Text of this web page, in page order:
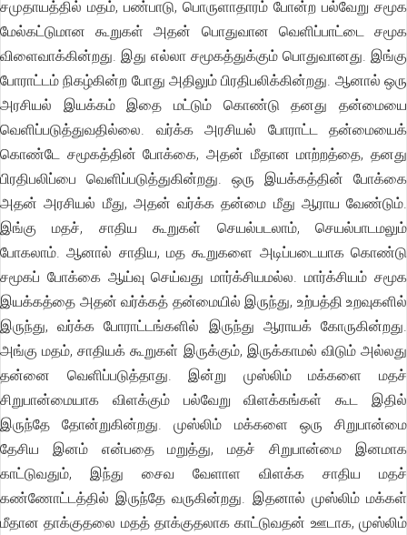
சமுதாயத்தில் மதம், பண்பாடு, பொருளாதாரம் போன்ற பல்வேறு சமூக
மேல்கட்டுமான கூறுகள் அதன் பொதுவான வெளிப்பாட்டை சமூக
விளைவாக்கின்றது. இது எல்லா சமூகத்துக்கும் பொதுவானது. இங்கு
போராட்டம் நிகழ்கின்ற போது அதிலும் பிரதிபலிக்கின்றது. ஆனால் ஒரு
அரசியல் இயக்கம் இதை மட்டும் கொண்டு தனது தன்மையை
வெளிப்படுத்துவதில்லை. வர்க்க அரசியல் போராட்ட தன்மையைக்
கொண்டே சமூகத்தின் போக்கை, அதன் மீதான மாற்றத்தை, தனது
பிரதிபலிப்பை வெளிப்படுத்துகின்றது. ஒரு இயக்கத்தின் போக்கை
அதன் அரசியல் மீது, அதன் வர்க்க தன்மை மீது ஆராய வேண்டும்.
இங்கு மதச், சாதிய கூறுகள் செயல்படலாம், செயல்பாடமலும்
போகலாம். ஆனால் சாதிய, மத கூறுகளை அடிப்படையாக கொண்டு
சமூகப் போக்கை ஆய்வு செய்வது மார்க்சியமல்ல. மார்க்சியம் சமூக
இயக்கத்தை அதன் வர்க்கத் தன்மையில் இருந்து, உற்பத்தி உறவுகளில்
இருந்து, வர்க்க போராட்டங்களில் இருந்து ஆராயக் கோருகின்றது.
அங்கு மதம், சாதியக் கூறுகள் இருக்கும், இருக்காமல் விடும் அல்லது
தன்னை வெளிப்படுத்தாது. இன்று முஸ்லிம் மக்களை மதச்
சிறுபான்மையாக விளக்கும் பல்வேறு விளக்கங்கள் கூட இதில்
இருந்தே தோன்றுகின்றது. முஸ்லிம் மக்களை ஒரு சிறுபான்மை
தேசிய இனம் என்பதை மறுத்து, மதச் சிறுபான்மை இனமாக
காட்டுவதும், இந்து சைவ வேளாள விளக்க சாதிய மதச்
கண்ணோட்டத்தில் இருந்தே வருகின்றது. இதனால் முஸ்லிம் மக்கள்
மீதான தாக்குதலை மதத் தாக்குதலாக காட்டுவதன் ஊடாக, முஸ்லிம்